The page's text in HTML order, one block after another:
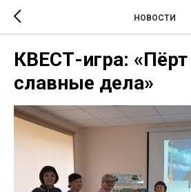
НОВОСТИ
КВЕСТ-игра: «Пёрт
славные дела»